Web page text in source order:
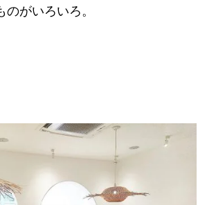
がいろいろ。